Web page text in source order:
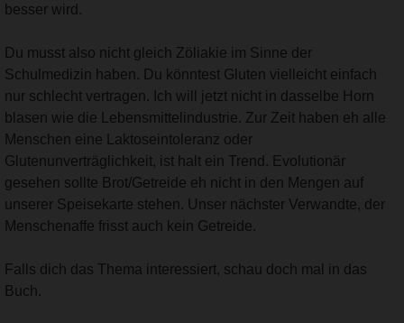
besser wird.
Du musst also nicht gleich Zöliakie im Sinne der
Schulmedizin haben. Du könntest Gluten vielleicht einfach
nur schlecht vertragen. Ich will jetzt nicht in dasselbe Horn
blasen wie die Lebensmittelindustrie. Zur Zeit haben eh alle
Menschen eine Laktoseintoleranz oder
Glutenunverträglichkeit, ist halt ein Trend. Evolutionär
gesehen sollte Brot/Getreide eh nicht in den Mengen auf
unserer Speisekarte stehen. Unser nächster Verwandte, der
Menschenaffe frisst auch kein Getreide.
Falls dich das Thema interessiert, schau doch mal in das
Buch.